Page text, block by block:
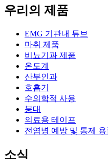
우리의 제품
EMG 기관내 튜브
마취 제품
비뇨기과 제품
온도계
산부인과
호흡기
수의학적 사용
붕대
의료용 테이프
전염병 예방 및 통제 용
소식